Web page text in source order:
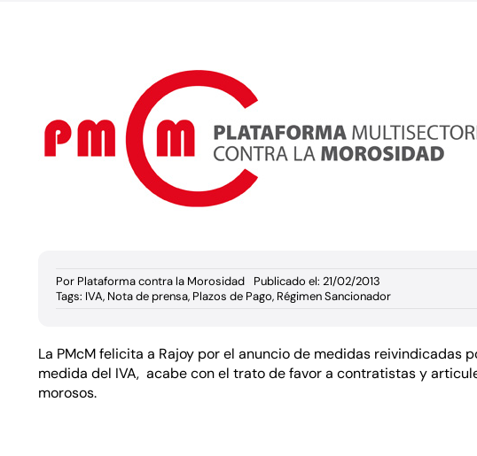
Por Plataforma contra la Morosidad
Publicado el: 21/02/2013
Tags: IVA, Nota de prensa, Plazos de Pago, Régimen Sancionador
La PMcM felicita a Rajoy por el anuncio de medidas reivindicadas
medida del IVA, acabe con el trato de favor a contratistas y
morosos.